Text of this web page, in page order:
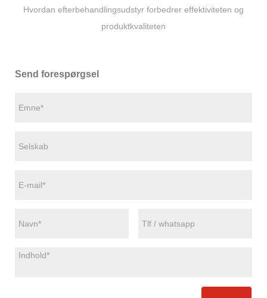
Hvordan efterbehandlingsudstyr forbedrer effektiviteten og
produktkvaliteten
Send forespørgsel